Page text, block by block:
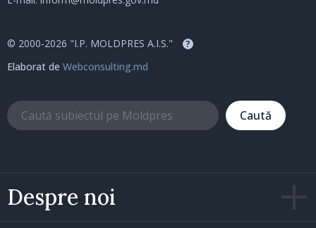
Despre noi
© 2000-2026 "I.P. MOLDPRES A.I.S." ?
Elaborat de Webconsulting.md
Caută